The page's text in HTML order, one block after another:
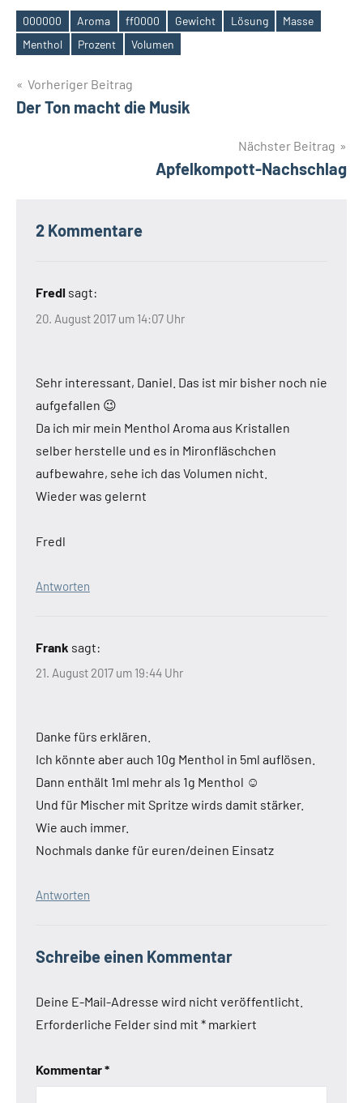
Schlagwörter
000000 Aroma ff0000 Gewicht Lösung
Masse
Menthol
Prozent Volumen
Beitrags-
Navigation
Vorheriger Beitrag
Der Ton macht die Musik
Nächster Beitrag
Apfelkompott-Nachschlag
2 Kommentare
Fredl sagt:
20. August 2017 um 14:07 Uhr
Sehr interessant, Daniel. Das ist mir bisher noch nie
aufgefallen 😉
Da ich mir mein Menthol Aroma aus Kristallen
selber herstelle und es in Mironfläschchen
aufbewahre, sehe ich das Volumen nicht.
Wieder was gelernt
Fredl
Antworten
Frank sagt:
21. August 2017 um 19:44 Uhr
Danke fürs erklären.
Ich könnte aber auch 10g Menthol in 5ml auflösen.
Dann enthält 1ml mehr als 1g Menthol ☺
Und für Mischer mit Spritze wirds damit stärker.
Wie auch immer.
Nochmals danke für euren/deinen Einsatz
Antworten
Schreibe einen Kommentar
Deine E-Mail-Adresse wird nicht veröffentlicht.
Erforderliche Felder sind mit * markiert
Kommentar*